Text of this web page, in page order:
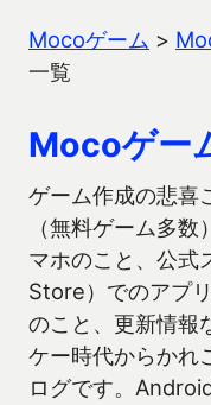
Mocoゲーム >
一覧
Mocoゲー
ゲーム作成の悲喜
（無料ゲーム多
マホのこと、公
Store）でのアプ
のこと、更新情報
ケー時代からかれ
ログです。